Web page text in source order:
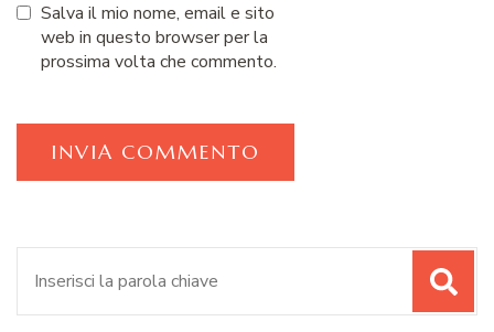
Salva il mio nome, email e sito
web in questo browser per la
prossima volta che commento.